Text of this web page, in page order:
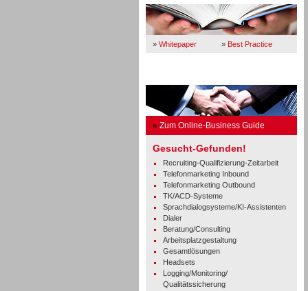
» Whitepaper » Best Practice
» Zum Online-Business Guide
Gesucht-Gefunden!
Recruiting-Qualifizierung-Zeitarbeit
Telefonmarketing Inbound
Telefonmarketing Outbound
TK/ACD-Systeme
Sprachdialogsysteme/KI-Assistenten
Dialer
Beratung/Consulting
Arbeitsplatzgestaltung
Gesamtlösungen
Headsets
Logging/Monitoring/
Qualitätssicherung